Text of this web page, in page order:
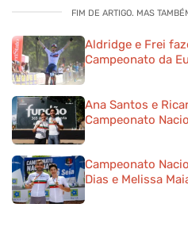
FIM DE ARTIGO. MAS
Aldridge e Frei
Campeonato da
Ana Santos e
Campeonato
Campeonato
Dias e Melissa